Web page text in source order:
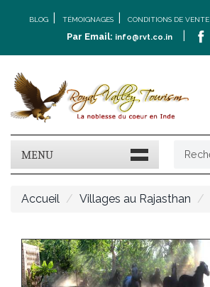
BLOG TÉMOIGNAGES CONDITIONS DE VENTE
Par Email: info@rvt.co.in
MENU
Accueil Villages au Rajasthan